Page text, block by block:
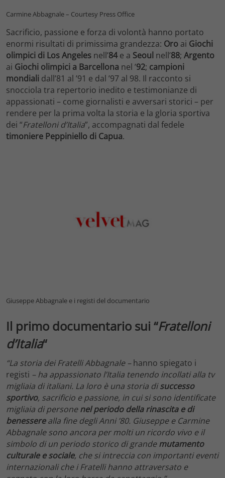
Carmine Abbagnale – Courtesy Press Office
Sacrificio, passione e forza di volontà hanno portato
enormi risultati di primissima grandezza: Oro ai Giochi
olimpici di Los Angeles nell’84e a Seoul nell’88; Argento
ai Giochi olimpici a Barcellona nel ’92; campioni
mondiali dall’81 al ’91 e dal ’97 al 98. Il racconto si
snocciola tra repertorio inedito e testimonianze di
appassionati – come giornalisti e avversari storici – per
rendere per la prima volta la storia e la gloria sportiva
dei “Fratelloni d’Italia”, accompagnati dal fedele
timoniere Peppiniello di Capua.
Giuseppe Abbagnale e i registi del documentario
Il primo documentario sui “Fratelloni
d’Italia“
“La storia dei Fratelli Abbagnale –hanno spiegato i
registi – ha appassionato l’Italia tenendo incollati alla tv
migliaia di italiani. La loro è una storia disuccesso
sportivo, sacrificio e passione, in cui si sono identificate
migliaia di personenel periodo della rinascita e di
benesserealla fine degli Anni ’80. Giuseppe e Carmine
Abbagnale sono ancora per molti un ricordo vivo e il
simbolo di un periodo storico di grandemutamento
culturale e sociale, che si intreccia con importanti eventi
internazionali che i Fratelli hanno attraversato e